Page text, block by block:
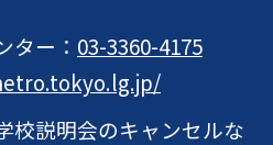
ター： 03-3360-4175
校説明会のキャンセルな